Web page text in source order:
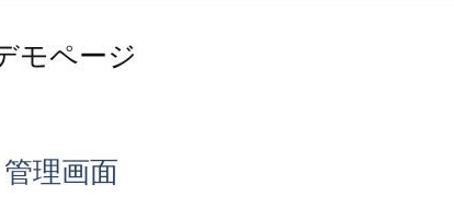
モページ
管理画面